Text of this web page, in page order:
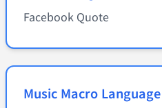
Facebook Quote
Music Macro